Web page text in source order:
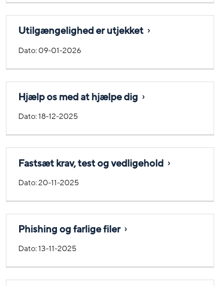
Utilgængelighed er utjekket
Dato:09-01-2026
Hjælp os med at hjælpe dig
Dato:18-12-2025
Fastsæt krav, test og vedligehold
Dato:20-11-2025
Phishing og farlige filer
Dato:13-11-2025